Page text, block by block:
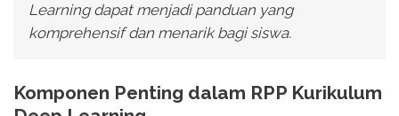
Learning dapat menjadi panduan yang
komprehensif dan menarik bagi siswa.
Komponen Penting dalam RPP Kurikulum